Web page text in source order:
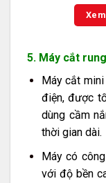
5. Máy cắt
Máy cắt mini
điện, được
dùng cầm
thời gian dài.
Máy có
với độ bền